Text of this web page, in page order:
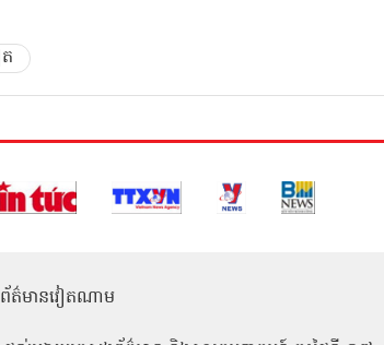
រព័ត៌មានវៀតណាម